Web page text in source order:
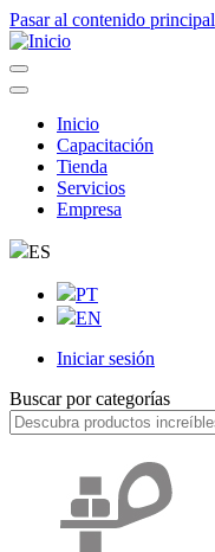
Pasar al contenido principal
Navegação
principal
Inicio
Capacitación
Tienda
Servicios
Empresa
ES
PT
EN
account
menu
Iniciar sesión
Buscar por categorías